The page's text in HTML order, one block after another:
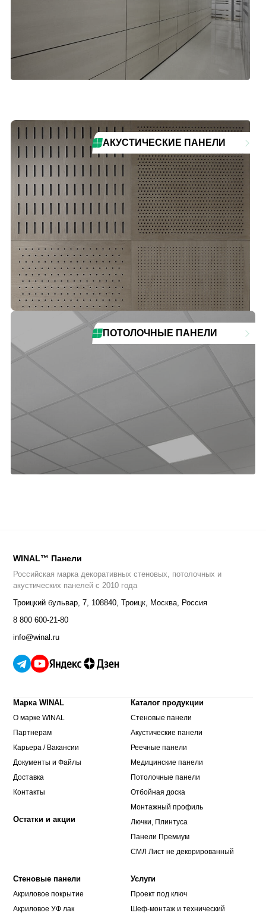
АКУСТИЧЕСКИЕ ПАНЕЛИ
ПОТОЛОЧНЫЕ ПАНЕЛИ
WINAL™ Панели
Российская марка декоративных стеновых, потолочных и
акустических панелей с 2010 года
Троицкий бульвар, 7, 108840,Троицк, Москва, Россия
8 800 600-21-80
info@winal.ru
Марка WINAL
О марке WINAL
Партнерам
Карьера / Вакансии
Документы и Файлы
Доставка
Контакты
Остатки и акции
Каталог продукции
Стеновые панели
Акустические панели
Реечные панели
Медицинские панели
Потолочные панели
Отбойная доска
Монтажный профиль
Лючки, Плинтуса
Панели Премиум
СМЛ Лист не декорированный
Стеновые панели
Акриловое покрытие
Акриловое УФ лак
Услуги
Проект под ключ
Шеф-монтаж и технический